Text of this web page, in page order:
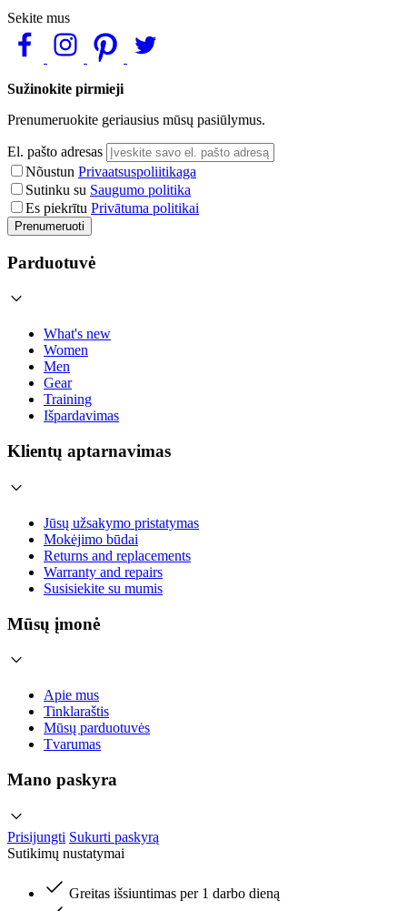
Sekite mus
Sužinokite pirmieji
Prenumeruokite geriausius mūsų pasiūlymus.
El. pašto adresas
Nõustun Privaatsuspoliitikaga
Sutinku su Saugumo politika
Es piekrītu Privātuma politikai
Prenumeruoti
Parduotuvė
What's new
Women
Men
Gear
Training
Išpardavimas
Klientų aptarnavimas
Jūsų užsakymo pristatymas
Mokėjimo būdai
Returns and replacements
Warranty and repairs
Susisiekite su mumis
Mūsų įmonė
Apie mus
Tinklaraštis
Mūsų parduotuvės
Tvarumas
Mano paskyra
Prisijungti Sukurti paskyrą
Sutikimų nustatymai
Greitas išsiuntimas per 1 darbo dieną